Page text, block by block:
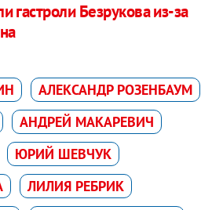
гастроли Безрукова из-за
АЛЕКСАНДР РОЗЕНБАУМ
АНДРЕЙ МАКАРЕВИЧ
ЮРИЙ ШЕВЧУК
ЛИЛИЯ РЕБРИК